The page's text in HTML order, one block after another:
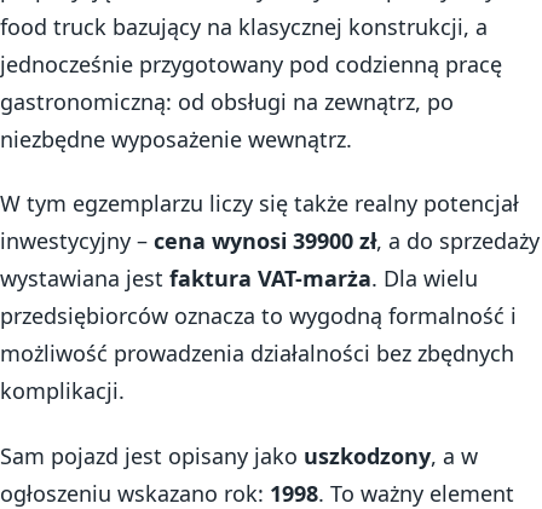
food truck bazujący na klasycznej konstrukcji, a
jednocześnie przygotowany pod codzienną pracę
gastronomiczną: od obsługi na zewnątrz, po
niezbędne wyposażenie wewnątrz.
W tym egzemplarzu liczy się także realny potencjał
inwestycyjny – cena wynosi 39900 zł, a do sprzedaży
wystawiana jest faktura VAT-marża. Dla wielu
przedsiębiorców oznacza to wygodną formalność i
możliwość prowadzenia działalności bez zbędnych
komplikacji.
Sam pojazd jest opisany jako uszkodzony, a w
ogłoszeniu wskazano rok: 1998. To ważny element